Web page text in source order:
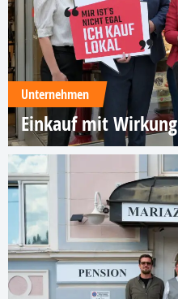
Unternehmen
Einkauf mit Wirkung